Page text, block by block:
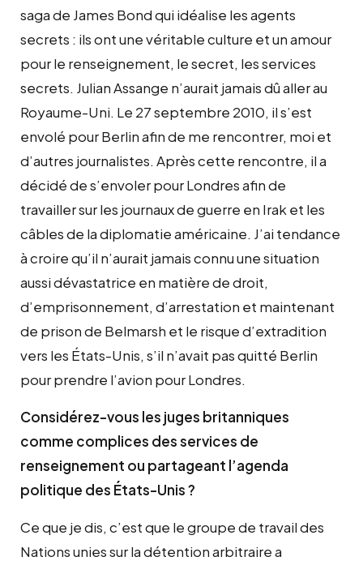
saga de James Bond qui idéalise les agents
secrets : ils ont une véritable culture et un amour
pour le renseignement, le secret, les services
secrets. Julian Assange n’aurait jamais dû aller au
Royaume-Uni. Le 27 septembre 2010, il s’est
envolé pour Berlin afin de me rencontrer, moi et
d’autres journalistes. Après cette rencontre, il a
décidé de s’envoler pour Londres afin de
travailler sur les journaux de guerre en Irak et les
câbles de la diplomatie américaine. J’ai tendance
à croire qu’il n’aurait jamais connu une situation
aussi dévastatrice en matière de droit,
d’emprisonnement, d’arrestation et maintenant
de prison de Belmarsh et le risque d’extradition
vers les États-Unis, s’il n’avait pas quitté Berlin
pour prendre l’avion pour Londres.
Considérez-vous les juges britanniques
comme complices des services de
renseignement ou partageant l’agenda
politique des États-Unis ?
Ce que je dis, c’est que le groupe de travail des
Nations unies sur la détention arbitraire a